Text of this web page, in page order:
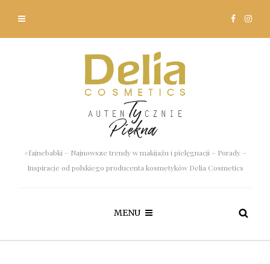
#fajnebabki – Najnowsze trendy w makijażu i pielęgnacji – Porady –
Inspiracje od polskiego producenta kosmetyków Delia Cosmetics
MENU